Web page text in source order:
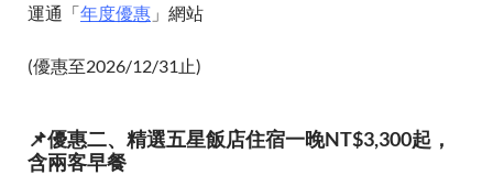
運通「年度優惠 」網站
(優惠至2026/12/31止)
📌優惠二、精選五星飯店住宿一晚NT$3,300起，
含兩客早餐